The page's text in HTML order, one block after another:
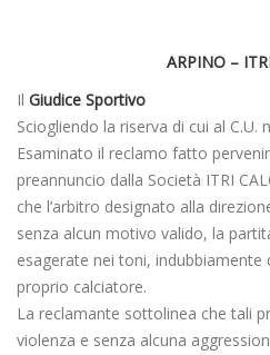
ARPINO –
Il Giudice Sportivo
Sciogliendo la riserva di cui al C.U.
Esaminato il reclamo fatto
preannuncio dalla Società ITRI
che l’arbitro designato alla
senza alcun motivo valido, la
esagerate nei toni, indubbiamente
proprio calciatore.
La reclamante sottolinea che tali
violenza e senza alcuna